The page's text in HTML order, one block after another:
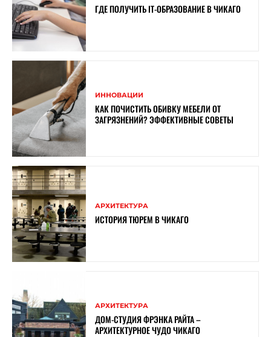
ГДЕ ПОЛУЧИТЬ IT-ОБРАЗОВАНИЕ В ЧИКАГО
ИННОВАЦИИ
КАК ПОЧИСТИТЬ ОБИВКУ МЕБЕЛИ ОТ
ЗАГРЯЗНЕНИЙ? ЭФФЕКТИВНЫЕ СОВЕТЫ
АРХИТЕКТУРА
ИСТОРИЯ ТЮРЕМ В ЧИКАГО
АРХИТЕКТУРА
ДОМ-СТУДИЯ ФРЭНКА РАЙТА –
АРХИТЕКТУРНОЕ ЧУДО ЧИКАГО